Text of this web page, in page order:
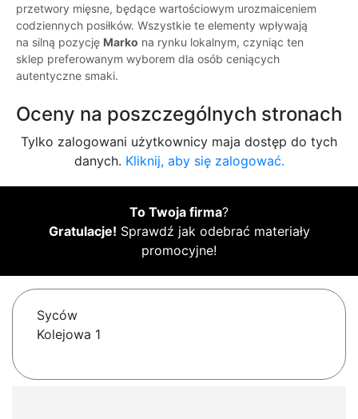
przetwory mięsne, będące wartościowym urozmaiceniem
codziennych posiłków. Wszystkie te elementy wpływają
na silną pozycję Marko na rynku lokalnym, czyniąc ten
sklep preferowanym wyborem dla osób ceniących
autentyczne smaki.
Oceny na poszczególnych stronach
Tylko zalogowani użytkownicy maja dostęp do tych
danych. Kliknij, aby się zalogować.
To Twoja firma?
Gratulacje! Sprawdź jak odebrać materiały
promocyjne!
Syców
Kolejowa 1